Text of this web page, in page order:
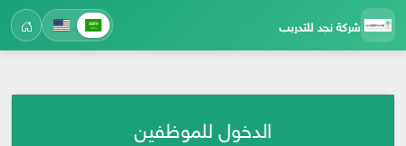
شركة نجد للتدريب
الدخول للموظفين